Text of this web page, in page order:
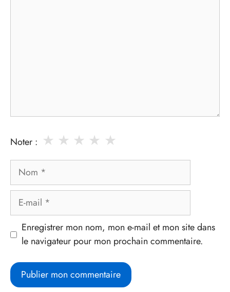
Noter : ★
★
★
★
★
Nom
Enregistrer mon nom, mon e-mail et mon site dans
le navigateur pour mon prochain commentaire.